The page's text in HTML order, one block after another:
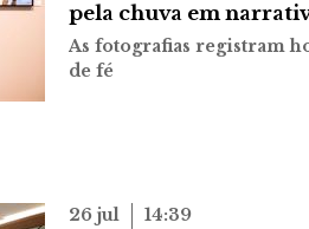
pela chuva em
As fotografias registram
de fé
26 jul 14:39